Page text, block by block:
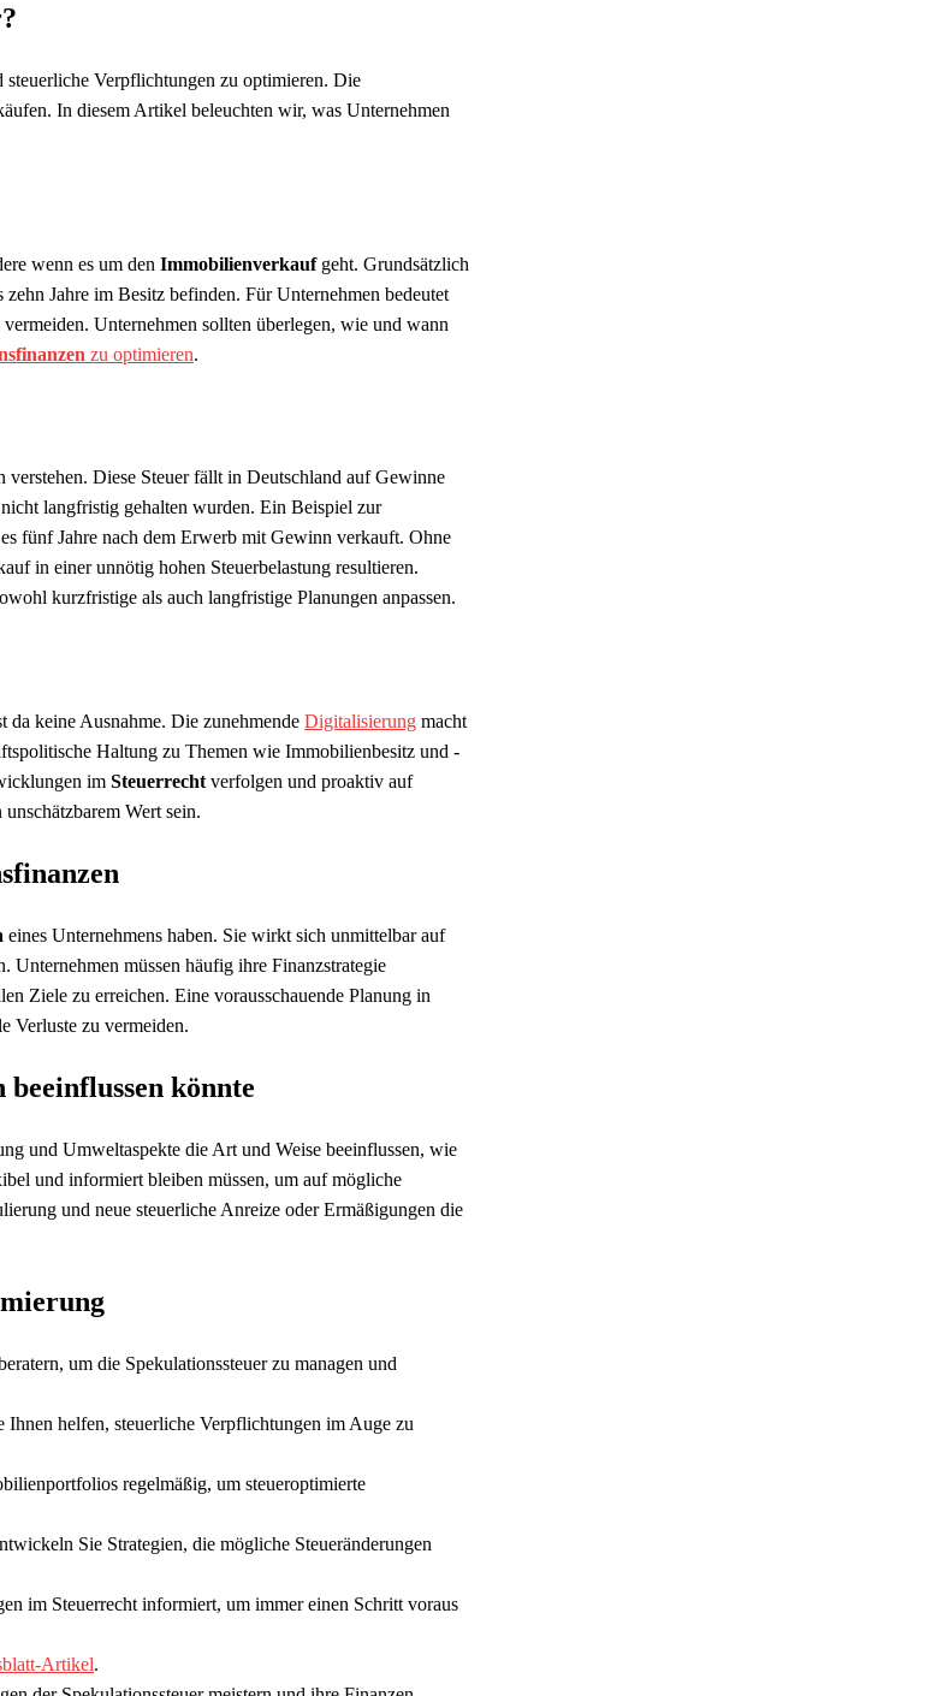
Verpflichtungen zu optimieren. Die
In diesem Artikel beleuchten wir, was Unternehmen
wenn es um den Immobilienverkaufgeht. Grundsätzlich
Jahre im Besitz befinden. Für Unternehmen bedeutet
Unternehmen sollten überlegen, wie und wann
zu optimieren.
Diese Steuer fällt in Deutschland auf Gewinne
langfristig gehalten wurden. Ein Beispiel zur
fünf Jahre nach dem Erwerb mit Gewinn verkauft. Ohne
in einer unnötig hohen Steuerbelastung resultieren.
kurzfristige als auch langfristige Planungen anpassen.
da keine Ausnahme. Die zunehmende Digitalisierung macht
Haltung zu Themen wie Immobilienbesitz und -
im Steuerrecht verfolgen und proaktiv auf
Wert sein.
eines Unternehmens haben. Sie wirkt sich unmittelbar auf
müssen häufig ihre Finanzstrategie
Ziele zu erreichen. Eine vorausschauende Planung in
Verluste zu vermeiden.
könnte
und Umweltaspekte die Art und Weise beeinflussen, wie
und informiert bleiben müssen, um auf mögliche
und neue steuerliche Anreize oder Ermäßigungen die
um die Spekulationssteuer zu managen und
Ihnen helfen, steuerliche Verpflichtungen im Auge zu
regelmäßig, um steueroptimierte
Sie Strategien, die mögliche Steueränderungen
im Steuerrecht informiert, um immer einen Schritt voraus
Artikel.